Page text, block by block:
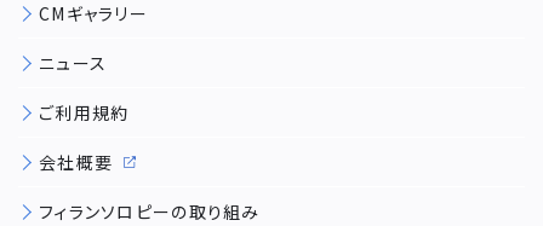
CMギャラリー
ニュース
ご利用規約
会社概要
フィランソロピーの取り組み